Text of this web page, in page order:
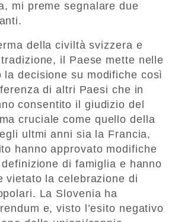
mi preme segnalare due
della civiltà svizzera e
il Paese mette nelle
la decisione su modifiche così
di altri Paesi che in
consentito il giudizio del
cruciale come quello della
ultmi anni sia la Francia,
hanno approvato modifiche
di famiglia e hanno
vietato la celebrazione di
La Slovenia ha
e, visto l’esito negativo